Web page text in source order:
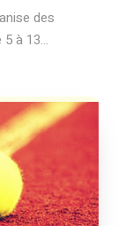
des
à 13...